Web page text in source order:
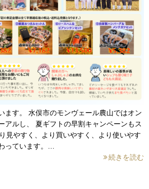
ます。 水俣市のモンヴェール農山ではオン
アルし、 夏ギフトの早割キャンペーンもス
見やすく、より買いやすく、より使いやす
っています。…
続きを読む